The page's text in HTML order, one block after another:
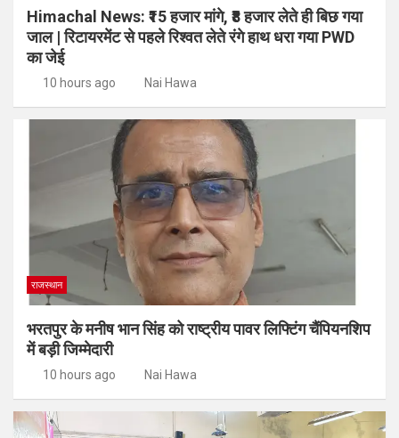
Himachal News: ₹15 हजार मांगे, ₹8 हजार लेते ही बिछ गया
जाल | रिटायरमेंट से पहले रिश्वत लेते रंगे हाथ धरा गया PWD
का जेई
10 hours ago Nai Hawa
राजस्थान
भरतपुर के मनीष भान सिंह को राष्ट्रीय पावर लिफ्टिंग चैंपियनशिप
में बड़ी जिम्मेदारी
10 hours ago Nai Hawa